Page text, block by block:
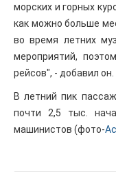
морских и горных
как можно больше
во время летних
мероприятий,
рейсов", - добавил он.
В летний пик
почти 2,5 тыс.
машинистов (фото-